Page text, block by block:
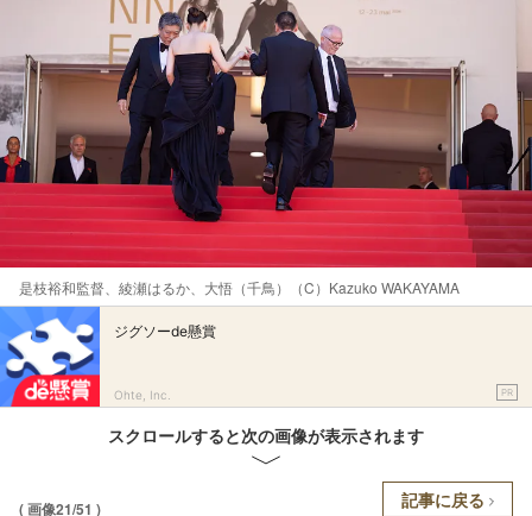
是枝裕和監督、綾瀬はるか、大悟（千鳥）（C）Kazuko WAKAYAMA
ジグソーde懸賞
Ohte, Inc. PR
スクロールすると次の画像が表示されます
( 画像21/51 ) 記事に戻る